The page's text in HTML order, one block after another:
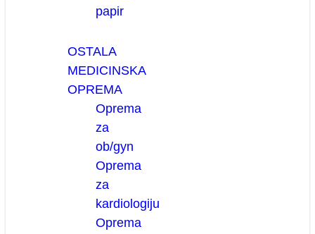
papir
OSTALA
MEDICINSKA
OPREMA
Oprema
za
ob/gyn
Oprema
za
kardiologiju
Oprema